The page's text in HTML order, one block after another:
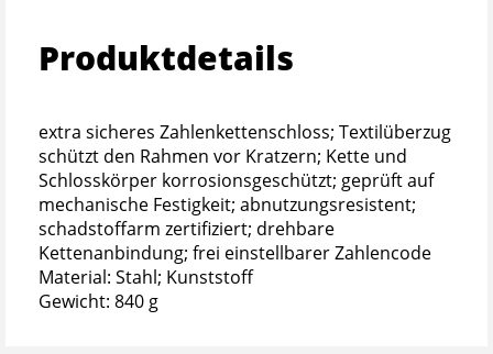
Produktdetails
extra sicheres Zahlenkettenschloss; Textilüberzug
schützt den Rahmen vor Kratzern; Kette und
Schlosskörper korrosionsgeschützt; geprüft auf
mechanische Festigkeit; abnutzungsresistent;
schadstoffarm zertifiziert; drehbare
Kettenanbindung; frei einstellbarer Zahlencode
Material: Stahl; Kunststoff
Gewicht: 840 g